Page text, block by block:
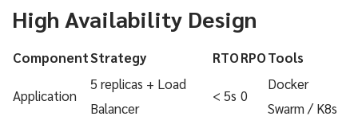
High Availability Design
ComponentStrategy RTORPOTools
Application
5 replicas + Load
Balancer
< 5s 0
Docker
Swarm / K8s